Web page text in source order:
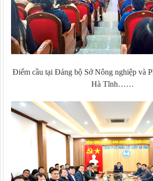
Điểm cầu tại Đảng bộ Sở Nông nghiệp và
Hà Tĩnh……